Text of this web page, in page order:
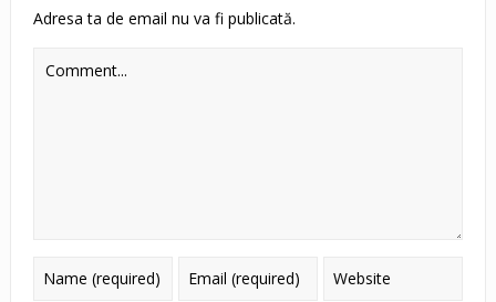
Adresa ta de email nu va fi publicată.